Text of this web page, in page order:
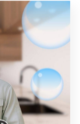
決法の実践例
、バケツで少量
法があります。
はこれらの方法
っくり注いで30
ケースが多いで